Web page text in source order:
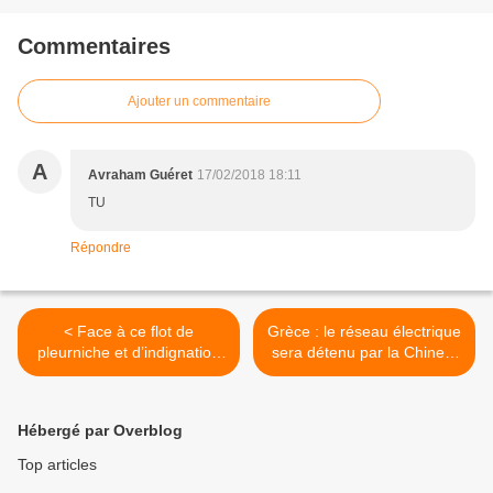
Commentaires
Ajouter un commentaire
A Avraham Guéret 17/02/2018 18:11
TU
Répondre
< Face à ce flot de
pleurniche et d’indignation
après la victoire de Trump,
Grèce : le réseau électrique
sera détenu par la Chine à
hauteur de 24 % >
Hébergé par Overblog
Top articles